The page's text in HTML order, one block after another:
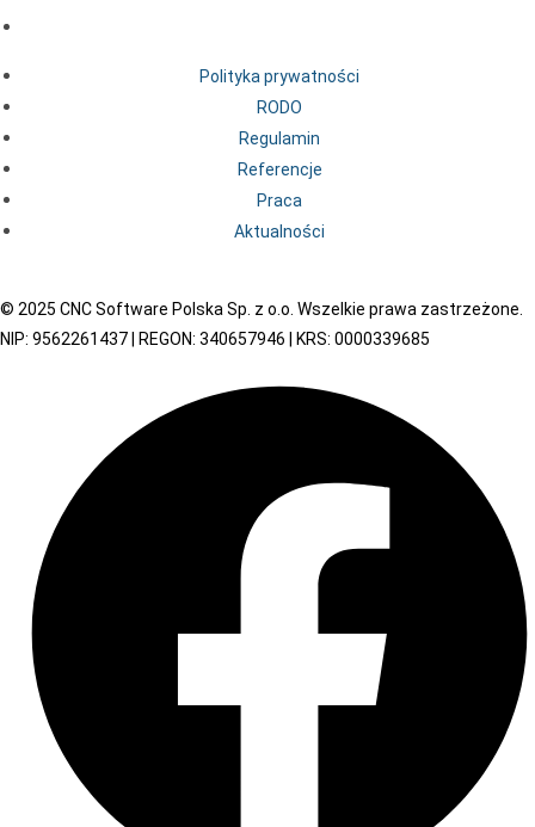
Polityka prywatności
RODO
Regulamin
Referencje
Praca
Aktualności
© 2025 CNC Software Polska Sp. z o.o. Wszelkie prawa zastrzeżone.
NIP: 9562261437 | REGON: 340657946 | KRS: 0000339685